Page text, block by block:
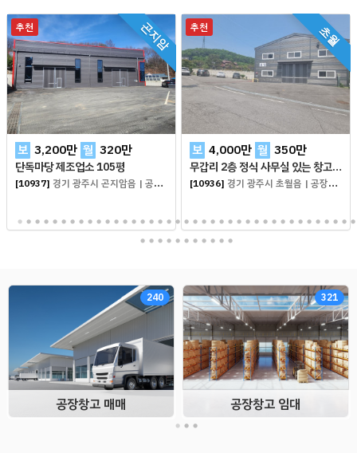
곤지암
추천
보 3,200만 월 320만
단독마당 제조업소 105평
[10937] 경기 광주시 곤지암읍 | 공장창고 임대
초월
추천
보 4,000만 월 350만
무갑리 2층 정식 사무실 있는 창고 138평
[10936] 경기 광주시 초월읍 | 공장창고 임대
240
공장창고 매매
321
공장창고 임대